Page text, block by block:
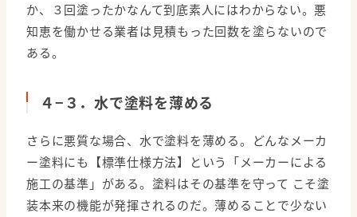
か、３回塗ったかなんて到底素人にはわからない。悪
知恵を働かせる業者は見積もった回数を塗らないので
ある。
４−３．水で塗料を薄める
さらに悪質な場合、水で塗料を薄める。どんなメーカ
ー塗料にも【標準仕様方法】という「メーカーによる
施工の基準」がある。塗料はその基準を守って こそ塗
装本来の機能が発揮されるのだ。薄めることで少ない